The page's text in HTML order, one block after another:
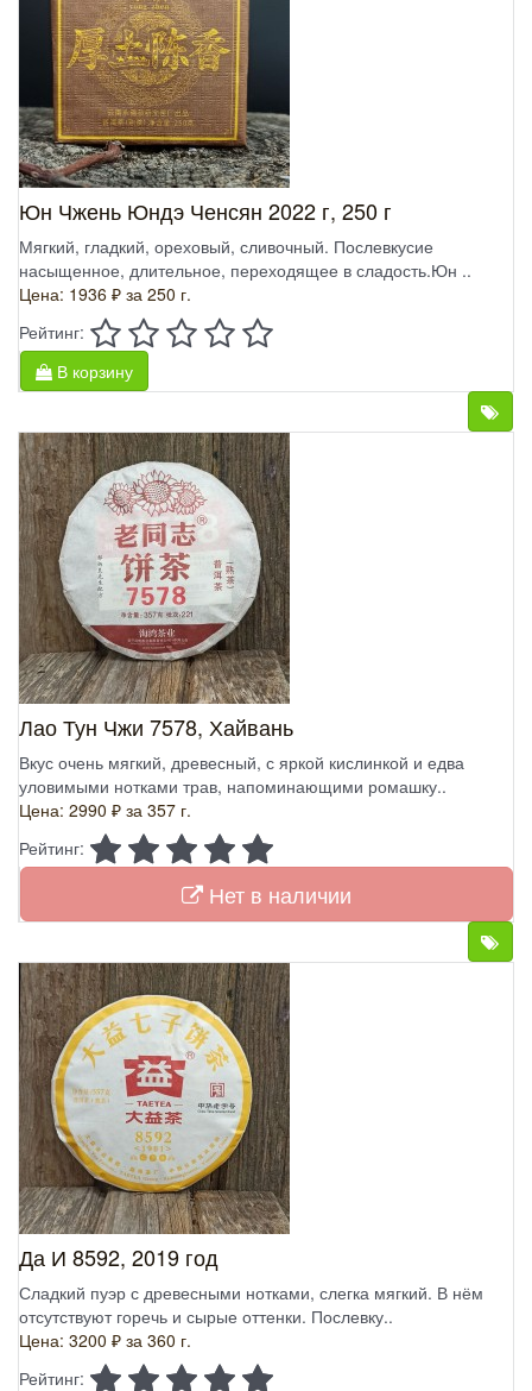
Юн Чжень Юндэ Ченсян 2022 г, 250 г
Мягкий, гладкий, ореховый, сливочный. Послевкусие
насыщенное, длительное, переходящее в сладость.Юн ..
Цена: 1936 ₽ за 250 г.
Рейтинг:
В корзину
Лао Тун Чжи 7578, Хайвань
Вкус очень мягкий, древесный, с яркой кислинкой и едва
уловимыми нотками трав, напоминающими ромашку..
Цена: 2990 ₽ за 357 г.
Рейтинг:
Нет в наличии
Да И 8592, 2019 год
Сладкий пуэр с древесными нотками, слегка мягкий. В нём
отсутствуют горечь и сырые оттенки. Послевку..
Цена: 3200 ₽ за 360 г.
Рейтинг: